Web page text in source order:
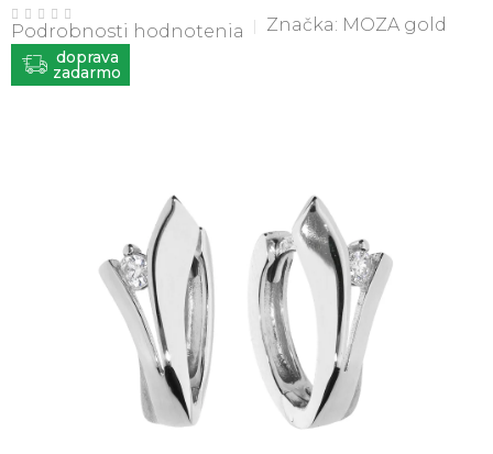
Priemerné
hodnotenie
produktu
je
0,0
5
Podrobnosti hodnotenia Značka: MOZA gold
ZADARMO